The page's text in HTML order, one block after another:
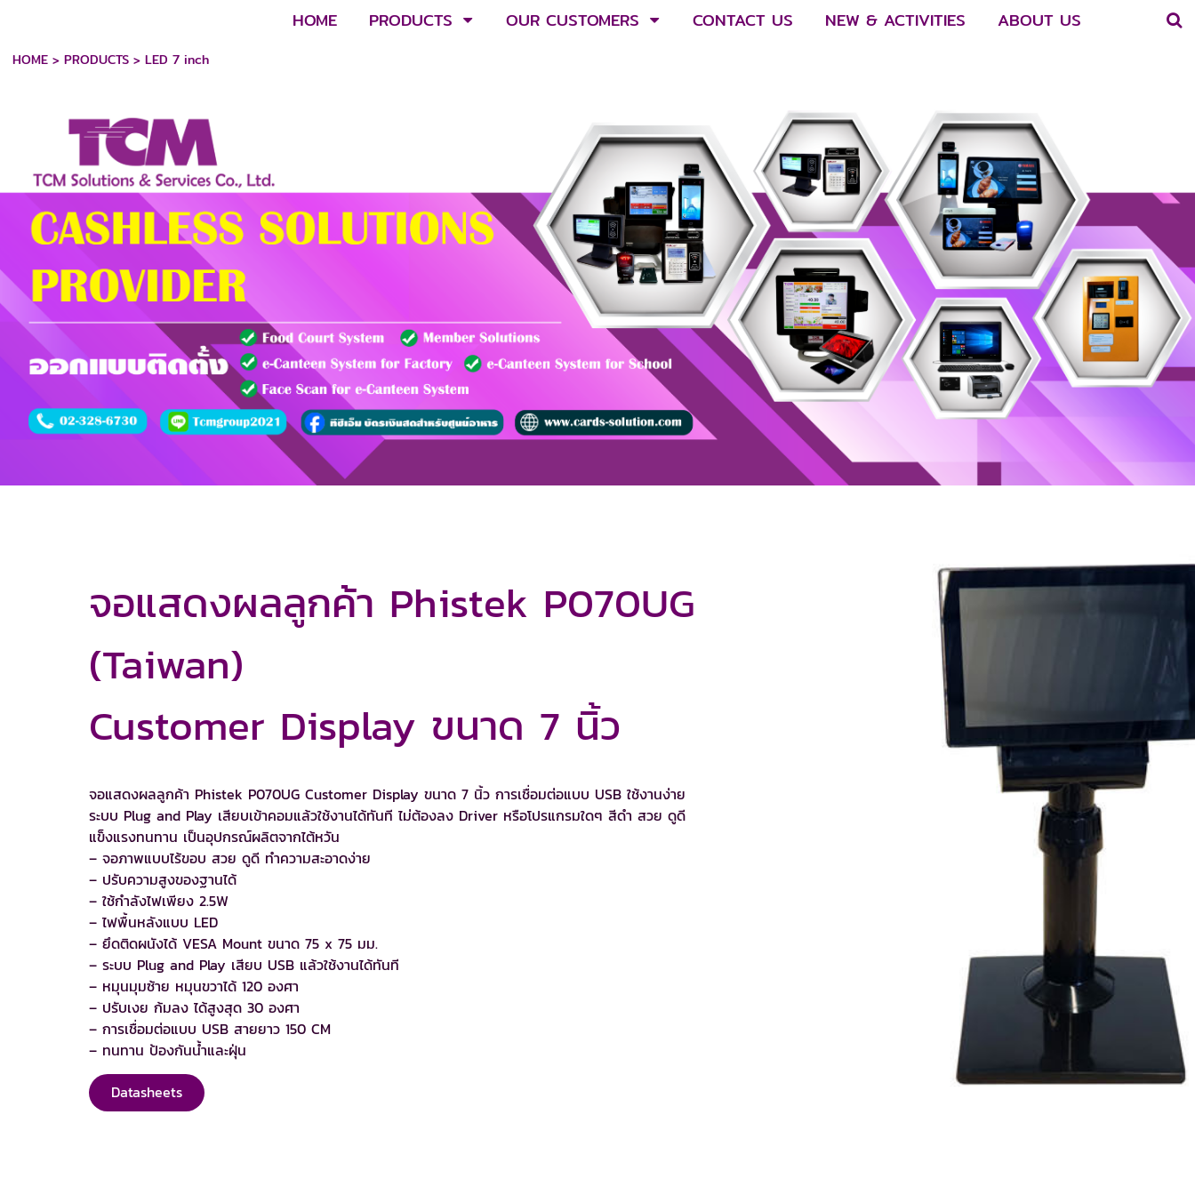
HOME PRODUCTS OUR CUSTOMERS CONTACT US NEW & ACTIVITIES ABOUT US
HOME> PRODUCTS> LED 7 inch
จอแสดงผลลูกค้า Phistek P070UG
(Taiwan)
Customer Display ขนาด 7 นิ้ว
จอแสดงผลลูกค้า Phistek P070UG Customer Display ขนาด 7 นิ้ว การเชื่อมต่อแบบ USB ใช้งานง่าย
ระบบ Plug and Play เสียบเข้าคอมแล้วใช้งานได้ทันที ไม่ต้องลง Driver หรือโปรแกรมใดๆ สีดำ สวย ดูดี
แข็งแรงทนทาน เป็นอุปกรณ์ผลิตจากไต้หวัน
– จอภาพแบบไร้ขอบ สวย ดูดี ทำความสะอาดง่าย
– ปรับความสูงของฐานได้
– ใช้กำลังไฟเพียง 2.5W
– ไฟพื้นหลังแบบ LED
– ยึดติดผนังได้ VESA Mount ขนาด 75 x 75 มม.
– ระบบ Plug and Play เสียบ USB แล้วใช้งานได้ทันที
– หมุนมุมซ้าย หมุนขวาได้ 120 องศา
– ปรับเงย ก้มลง ได้สูงสุด 30 องศา
– การเชื่อมต่อแบบ USB สายยาว 150 CM
– ทนทาน ป้องกันน้ำและฝุ่น
Datasheets